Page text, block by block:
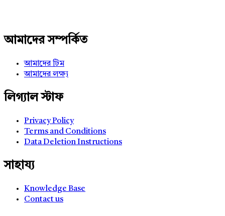
আমাদের সম্পর্কিত
আমাদের টিম
আমাদের লক্ষ্য
লিগ্যাল স্টাফ
Privacy Policy
Terms and Conditions
Data Deletion Instructions
সাহায্য
Knowledge Base
Contact us